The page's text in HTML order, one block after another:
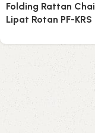
Folding Rattan
Lipat Rotan PF-KRS